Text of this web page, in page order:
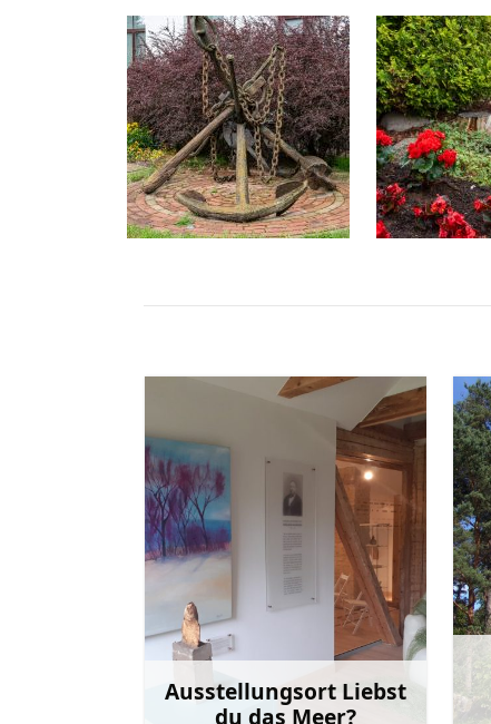
Ausstellungsort Liebst
du das Meer?